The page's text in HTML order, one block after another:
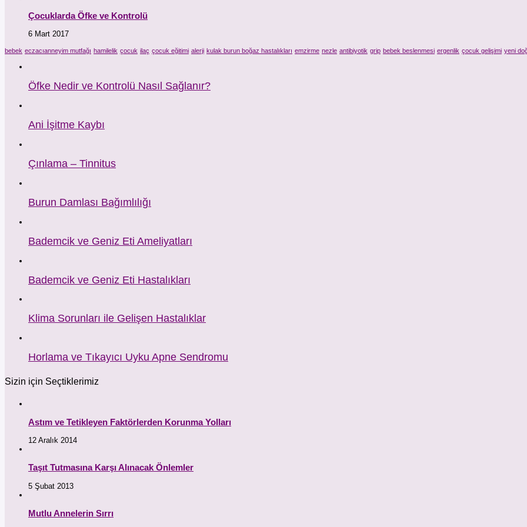
Çocuklarda Öfke ve Kontrolü
6 Mart 2017
bebek eczacıanneyim mutfağı hamilelik çocuk ilaç çocuk eğitimi alerji kulak burun boğaz hastalıkları emzirme nezle antibiyotik grip bebek beslenmesi ergenlik çocuk gelişimi yeni
Öfke Nedir ve Kontrolü Nasıl Sağlanır?
Ani İşitme Kaybı
Çınlama – Tinnitus
Burun Damlası Bağımlılığı
Bademcik ve Geniz Eti Ameliyatları
Bademcik ve Geniz Eti Hastalıkları
Klima Sorunları ile Gelişen Hastalıklar
Horlama ve Tıkayıcı Uyku Apne Sendromu
Sizin için Seçtiklerimiz
Astım ve Tetikleyen Faktörlerden Korunma Yolları
12 Aralık 2014
Taşıt Tutmasına Karşı Alınacak Önlemler
5 Şubat 2013
Mutlu Annelerin Sırrı